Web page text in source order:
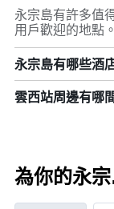
永宗島有許多值
用戶歡迎的地點。
永宗島有哪些酒
雲西站周邊有哪
為你的永